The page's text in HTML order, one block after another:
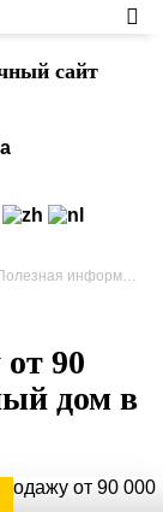
сайт
информация по недвижимости
90
дом в